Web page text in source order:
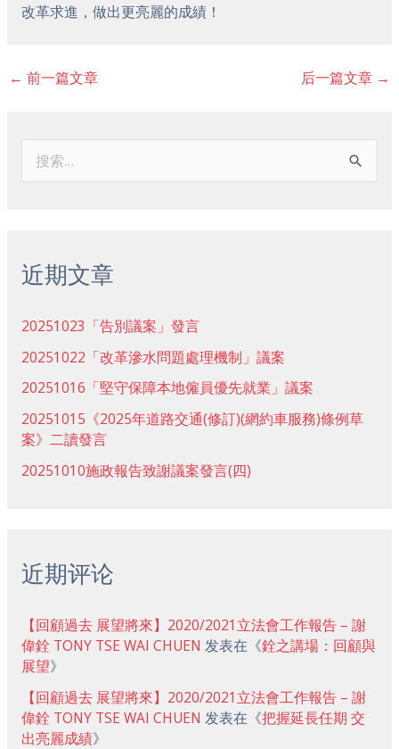
改革求進，做出更亮麗的成績！
← 前一篇文章 后一篇文章 →
近期文章
20251023「告別議案」發言
20251022「改革滲水問題處理機制」議案
20251016「堅守保障本地僱員優先就業」議案
20251015《2025年道路交通(修訂)(網約車服務)條例草
案》二讀發言
20251010施政報告致謝議案發言(四)
近期评论
【回顧過去 展望將來】2020/2021立法會工作報告 – 謝
偉銓 TONY TSE WAI CHUEN 发表在《銓之講場：回顧與
展望》
【回顧過去 展望將來】2020/2021立法會工作報告 – 謝
偉銓 TONY TSE WAI CHUEN 发表在《把握延長任期 交
出亮麗成績》